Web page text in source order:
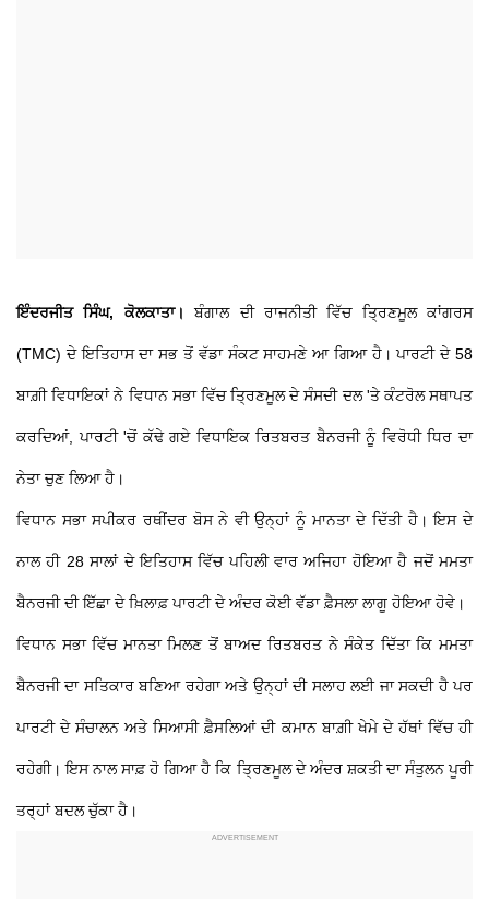
ਇੰਦਰਜੀਤ ਸਿੰਘ, ਕੋਲਕਾਤਾ। ਬੰਗਾਲ ਦੀ ਰਾਜਨੀਤੀ ਵਿੱਚ ਤ੍ਰਿਣਮੂਲ ਕਾਂਗਰਸ
(TMC) ਦੇ ਇਤਿਹਾਸ ਦਾ ਸਭ ਤੋਂ ਵੱਡਾ ਸੰਕਟ ਸਾਹਮਣੇ ਆ ਗਿਆ ਹੈ। ਪਾਰਟੀ ਦੇ 58
ਬਾਗ਼ੀ ਵਿਧਾਇਕਾਂ ਨੇ ਵਿਧਾਨ ਸਭਾ ਵਿੱਚ ਤ੍ਰਿਣਮੂਲ ਦੇ ਸੰਸਦੀ ਦਲ 'ਤੇ ਕੰਟਰੋਲ ਸਥਾਪਤ
ਕਰਦਿਆਂ, ਪਾਰਟੀ 'ਚੋਂ ਕੱਢੇ ਗਏ ਵਿਧਾਇਕ ਰਿਤਬਰਤ ਬੈਨਰਜੀ ਨੂੰ ਵਿਰੋਧੀ ਧਿਰ ਦਾ
ਨੇਤਾ ਚੁਣ ਲਿਆ ਹੈ।
ਵਿਧਾਨ ਸਭਾ ਸਪੀਕਰ ਰਥੀਂਦਰ ਬੋਸ ਨੇ ਵੀ ਉਨ੍ਹਾਂ ਨੂੰ ਮਾਨਤਾ ਦੇ ਦਿੱਤੀ ਹੈ। ਇਸ ਦੇ
ਨਾਲ ਹੀ 28 ਸਾਲਾਂ ਦੇ ਇਤਿਹਾਸ ਵਿੱਚ ਪਹਿਲੀ ਵਾਰ ਅਜਿਹਾ ਹੋਇਆ ਹੈ ਜਦੋਂ ਮਮਤਾ
ਬੈਨਰਜੀ ਦੀ ਇੱਛਾ ਦੇ ਖ਼ਿਲਾਫ਼ ਪਾਰਟੀ ਦੇ ਅੰਦਰ ਕੋਈ ਵੱਡਾ ਫ਼ੈਸਲਾ ਲਾਗੂ ਹੋਇਆ ਹੋਵੇ।
ਵਿਧਾਨ ਸਭਾ ਵਿੱਚ ਮਾਨਤਾ ਮਿਲਣ ਤੋਂ ਬਾਅਦ ਰਿਤਬਰਤ ਨੇ ਸੰਕੇਤ ਦਿੱਤਾ ਕਿ ਮਮਤਾ
ਬੈਨਰਜੀ ਦਾ ਸਤਿਕਾਰ ਬਣਿਆ ਰਹੇਗਾ ਅਤੇ ਉਨ੍ਹਾਂ ਦੀ ਸਲਾਹ ਲਈ ਜਾ ਸਕਦੀ ਹੈ ਪਰ
ਪਾਰਟੀ ਦੇ ਸੰਚਾਲਨ ਅਤੇ ਸਿਆਸੀ ਫ਼ੈਸਲਿਆਂ ਦੀ ਕਮਾਨ ਬਾਗ਼ੀ ਖੇਮੇ ਦੇ ਹੱਥਾਂ ਵਿੱਚ ਹੀ
ਰਹੇਗੀ। ਇਸ ਨਾਲ ਸਾਫ਼ ਹੋ ਗਿਆ ਹੈ ਕਿ ਤ੍ਰਿਣਮੂਲ ਦੇ ਅੰਦਰ ਸ਼ਕਤੀ ਦਾ ਸੰਤੁਲਨ ਪੂਰੀ
ਤਰ੍ਹਾਂ ਬਦਲ ਚੁੱਕਾ ਹੈ।